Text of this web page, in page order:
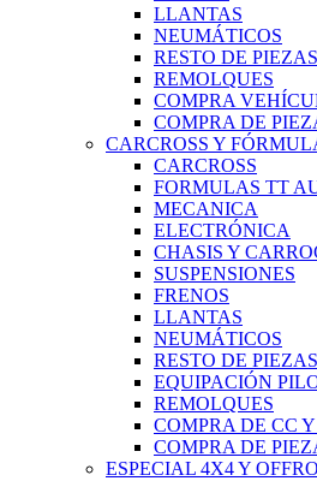
LLANTAS
NEUMÁTICOS
RESTO DE PIEZAS
REMOLQUES
COMPRA
COMPRA DE
CARCROSS Y
CARCROSS
FORMULAS TT
MECANICA
ELECTRÓNICA
CHASIS Y
SUSPENSIONES
FRENOS
LLANTAS
NEUMÁTICOS
RESTO DE PIEZAS
EQUIPACIÓN
REMOLQUES
COMPRA DE CC
COMPRA DE
ESPECIAL 4X4 Y